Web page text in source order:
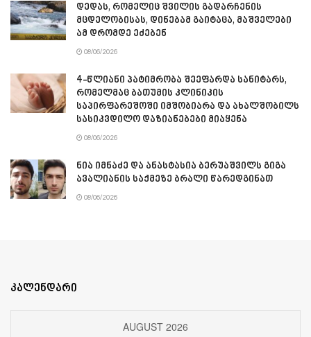
დედას, რომელიც შვილის გადარჩენის
მცდელობისას, დინებამ გაიტაცა, მაშველები
ამ დრომდე ეძებენ
08/06/2026
4-წლიანი პატიმრობა შეეფარდა სანიტარს,
რომელმაც ბათუმის კლინიკის
საპირფარეშოში იმშობიარა და ახალშობილს
სასიკვდილო დაზიანებები მიაყენა
08/06/2026
ნია იმნაძე და ანასტასია ბერუაშვილს გიგა
ავალიანის საქმეზე ბრალი წარედგინათ
08/06/2026
კალენდარი
AUGUST 2026